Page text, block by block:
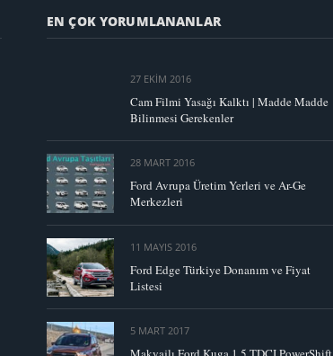
EN ÇOK YORUMLANANLAR
27 EKIM 2016
Cam Filmi Yasağı Kalktı | Madde Madde
Bilinmesi Gerekenler
28 MART 2016
Ford Avrupa Üretim Yerleri ve Ar-Ge
Merkezleri
11 MAYIS 2016
Ford Edge Türkiye Donanım ve Fiyat
Listesi
5 MART 2017